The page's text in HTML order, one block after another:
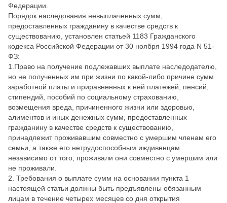
Федерации.
Порядок наследования невыплаченных сумм,
предоставленных гражданину в качестве средств к
существованию, установлен статьей 1183 Гражданского
кодекса Российской Федерации от 30 ноября 1994 года N 51-
ФЗ:
1.Право на получение подлежавших выплате наследодателю,
но не полученных им при жизни по какой-либо причине сумм
заработной платы и приравненных к ней платежей, пенсий,
стипендий, пособий по социальному страхованию,
возмещения вреда, причиненного жизни или здоровью,
алиментов и иных денежных сумм, предоставленных
гражданину в качестве средств к существованию,
принадлежит проживавшим совместно с умершим членам его
семьи, а также его нетрудоспособным иждивенцам
независимо от того, проживали они совместно с умершим или
не проживали.
2. Требования о выплате сумм на основании пункта 1
настоящей статьи должны быть предъявлены обязанным
лицам в течение четырех месяцев со дня открытия